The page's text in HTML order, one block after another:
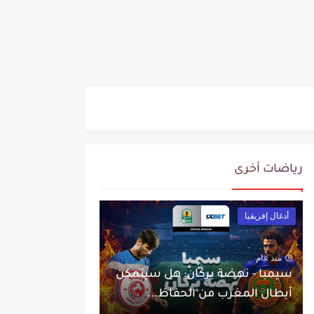
رياضات أخرى
أدغال إفريقيا
منذ عام
سيمبا - نهضة بركان: هل سيتمكن
أبطال المغرب من الحفاظ...